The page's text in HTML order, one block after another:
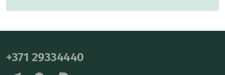
+371 29334440